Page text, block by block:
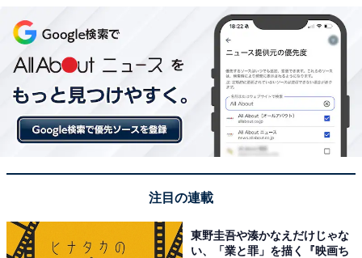
1位：反町隆史『利家とまつ ～加賀百万石物語
～』
注目の連載
東野圭吾や湊かなえだけじゃな
い、「業と罪」を描く『映画ち